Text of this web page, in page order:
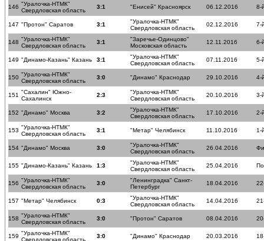
146 "Уралочка-НТМК"
Свердловская область
3:1 "Енисей" Красноярск 06.12.2016 8-
147 "Протон" Саратов 3:1
"Уралочка-НТМК"
Свердловская область
02.12.2016 7-
148 "Уралочка-НТМК"
Свердловская область
3:1
"Заречье-Одинцово"
Московская область
12.11.2016 6-
149 "Динамо-Казань" Казань 3:1
"Уралочка-НТМК"
Свердловская область
07.11.2016 5-
150 "Уралочка-НТМК"
Свердловская область
3:0 "Динамо" Краснодар 29.10.2016 4-
151 "Сахалин" Южно-
Сахалинск
2:3
"Уралочка-НТМК"
Свердловская область
20.10.2016 3-
152 "Динамо" Москва 3:2
"Уралочка-НТМК"
Свердловская область
17.10.2016 2-
153 "Уралочка-НТМК"
Свердловская область
3:1 "Метар" Челябинск 11.10.2016 1-
154 "Динамо" Москва 3:0
"Уралочка-НТМК"
Свердловская область
26.04.2016
155 "Динамо-Казань" Казань 1:3
"Уралочка-НТМК"
Свердловская область
25.04.2016
156 "Уралочка-НТМК"
Свердловская область
3:0
"Ленинградка" Санкт-
Петербург
18.04.2016
157 "Метар" Челябинск 0:3
"Уралочка-НТМК"
Свердловская область
14.04.2016
158 "Уралочка-НТМК"
Свердловская область
3:0 "Протон" Саратов 08.04.2016
159 "Уралочка-НТМК"
Свердловская область
3:0 "Динамо" Краснодар 20.03.2016